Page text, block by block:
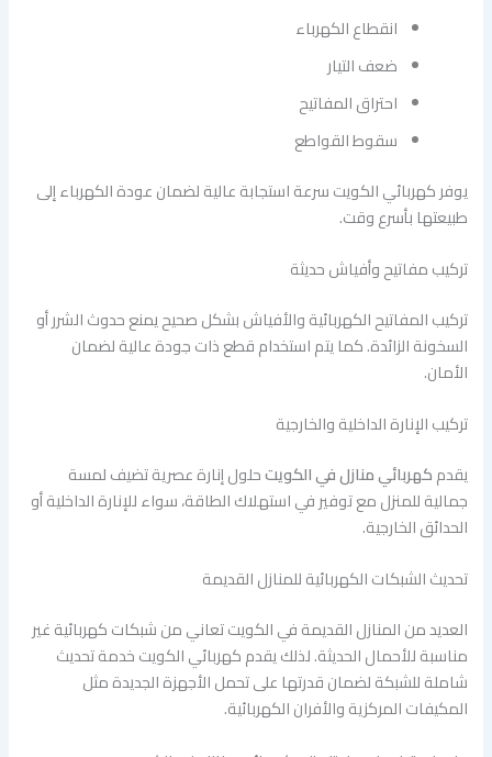
انقطاع الكهرباء
ضعف التيار
احتراق المفاتيح
سقوط القواطع
يوفر كهربائي الكويت سرعة استجابة عالية لضمان عودة الكهرباء إلى
طبيعتها بأسرع وقت.
تركيب مفاتيح وأفياش حديثة
تركيب المفاتيح الكهربائية والأفياش بشكل صحيح يمنع حدوث الشرر أو
السخونة الزائدة. كما يتم استخدام قطع ذات جودة عالية لضمان
الأمان.
تركيب الإنارة الداخلية والخارجية
يقدمكهربائي منازل في الكويتحلول إنارة عصرية تضيف لمسة
جمالية للمنزل مع توفير في استهلاك الطاقة، سواء للإنارة الداخلية أو
الحدائق الخارجية.
تحديث الشبكات الكهربائية للمنازل القديمة
العديد من المنازل القديمة في الكويت تعاني من شبكات كهربائية غير
مناسبة للأحمال الحديثة. لذلك يقدم كهربائي الكويت خدمة تحديث
شاملة للشبكة لضمان قدرتها على تحمل الأجهزة الجديدة مثل
المكيفات المركزية والأفران الكهربائية.